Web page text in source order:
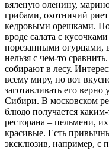
вяленую оленину,
грибами, охотничий
кедровыми орешками.
вроде салата с
порезанными огурцами,
нельзя с чем-то
собирают в лесу.
всему миру, но вот
заготавливать его
Сибири. В московском
блюдо получается
ресторана – пельмени,
красивые. Есть
эксклюзив, например, с